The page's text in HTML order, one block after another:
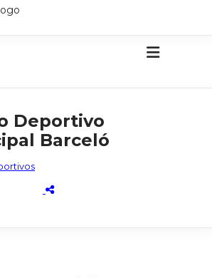
Deportivo
Barceló